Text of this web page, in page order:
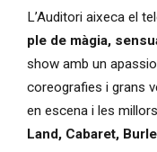
L’Auditori aixeca el
ple de màgia,
show amb un
coreografies i grans
en escena i les millors
Land, Cabaret,